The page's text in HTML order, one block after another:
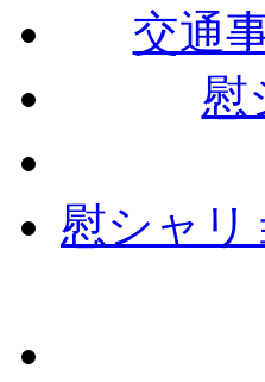
交通
慰
慰シャリ